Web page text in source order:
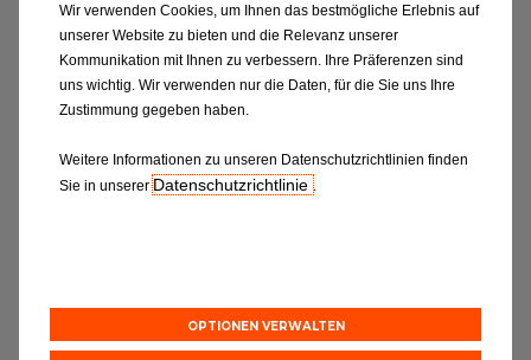
Wir verwenden Cookies, um Ihnen das bestmögliche Erlebnis auf
unserer Website zu bieten und die Relevanz unserer
Kommunikation mit Ihnen zu verbessern. Ihre Präferenzen sind
uns wichtig. Wir verwenden nur die Daten, für die Sie uns Ihre
Zustimmung gegeben haben.
Weitere Informationen zu unseren Datenschutzrichtlinien finden
Sie in unsererDatenschutzrichtlinie .
OPTIONEN VERWALTEN